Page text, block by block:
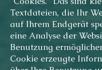
Textdateien, die Ihr
auf Ihrem Endgerät
eine Analyse der
Benutzung
Cookie erzeugte